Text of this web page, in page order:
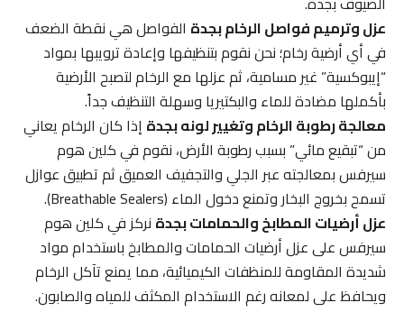
عزل وترميم فواصل الرخام بجدةالفواصل هي نقطة الضعف
في أي أرضية رخام؛ نحن نقوم بتنظيفها وإعادة ترويبها بمواد
“إيبوكسية” غير مسامية، ثم عزلها مع الرخام لتصبح الأرضية
بأكملها مضادة للماء والبكتيريا وسهلة التنظيف جداً.
معالجة رطوبة الرخام وتغيير لونه بجدةإذا كان الرخام يعاني
من “تبقيع مائي” بسبب رطوبة الأرض، نقوم في كلين هوم
سيرفس بمعالجته عبر الجلي والتجفيف العميق ثم تطبيق عوازل
تسمح بخروج البخار وتمنع دخول الماء (Breathable Sealers).
عزل أرضيات المطابخ والحمامات بجدةنركز في كلين هوم
سيرفس على عزل أرضيات الحمامات والمطابخ باستخدام مواد
شديدة المقاومة للمنظفات الكيميائية، مما يمنع تآكل الرخام
ويحافظ على لمعانه رغم الاستخدام المكثف للمياه والصابون.